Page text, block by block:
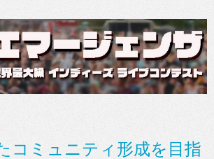
コミュニティ形成を目指